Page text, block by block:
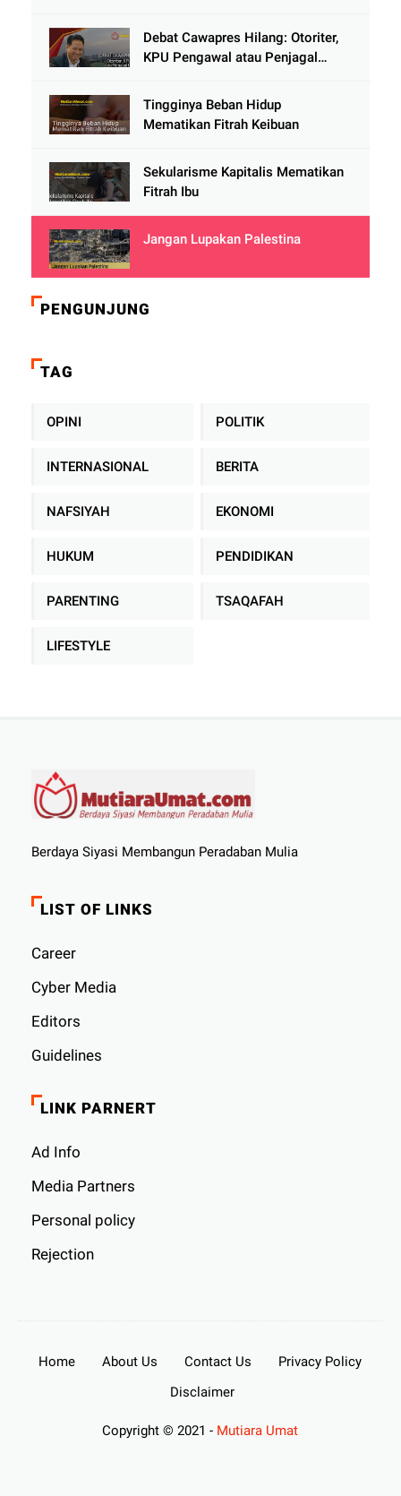
Debat Cawapres Hilang: Otoriter,
KPU Pengawal atau Penjagal
Tingginya Beban Hidup
Mematikan Fitrah Keibuan
Sekularisme Kapitalis Mematikan
Fitrah Ibu
Jangan Lupakan Palestina
PENGUNJUNG
TAG
OPINI POLITIK
INTERNASIONAL BERITA
NAFSIYAH EKONOMI
HUKUM PENDIDIKAN
PARENTING TSAQAFAH
LIFESTYLE
Berdaya Siyasi Membangun Peradaban Mulia
LIST OF LINKS
Career
Cyber ​​Media
Editors
Guidelines
LINK PARNERT
Ad Info
Media Partners
Personal policy
Rejection
Home About Us Contact Us
Privacy Policy
Disclaimer
Copyright © 2021 - Mutiara Umat